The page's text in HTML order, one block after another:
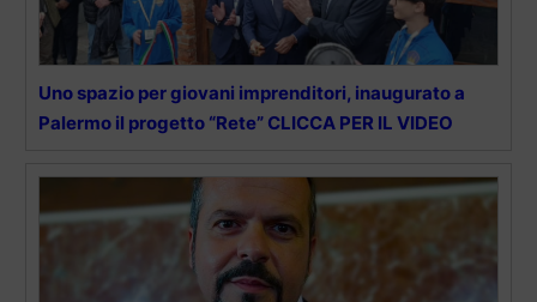
Uno spazio per giovani imprenditori, inaugurato a
Palermo il progetto “Rete” CLICCA PER IL VIDEO